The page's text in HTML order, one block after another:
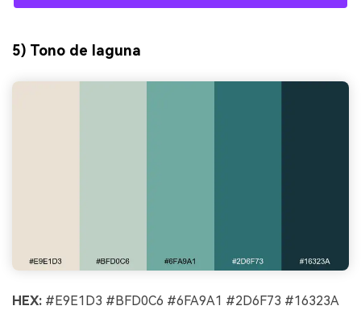
5) Tono de laguna
HEX: #E9E1D3 #BFD0C6 #6FA9A1 #2D6F73 #16323A